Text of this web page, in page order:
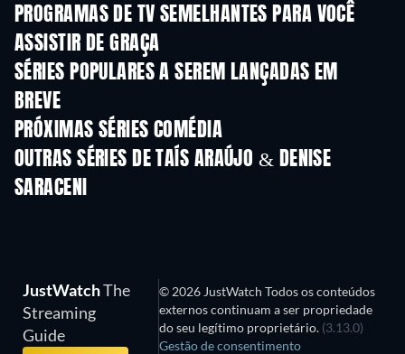
PROGRAMAS DE TV SEMELHANTES PARA VOCÊ
ASSISTIR DE GRAÇA
SÉRIES POPULARES A SEREM LANÇADAS EM
BREVE
PRÓXIMAS SÉRIES COMÉDIA
Temporada 6 Temporada 2
OUTRAS SÉRIES DE TAÍS ARAÚJO & DENISE
SARACENI
JustWatchThe
Streaming
Guide
© 2026 JustWatch Todos os conteúdos
externos continuam a ser propriedade
do seu legítimo proprietário. (3.13.0)
Gestão de consentimento